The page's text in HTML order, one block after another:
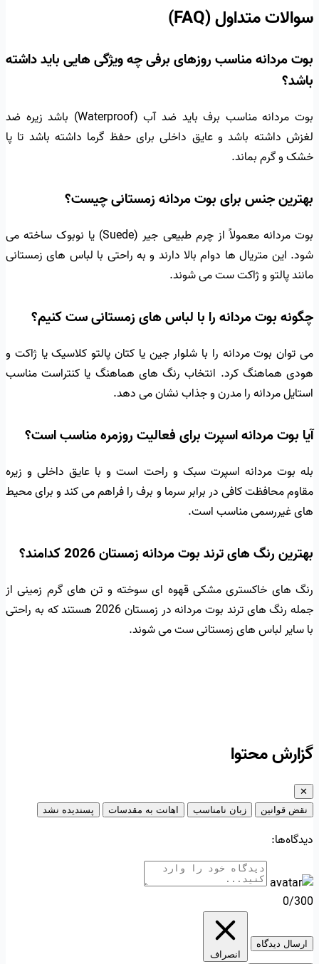
سوالات متداول (FAQ)
بوت مردانه مناسب روزهای برفی چه ویژگی هایی باید داشته
باشد؟
بوت مردانه مناسب برف باید ضد آب (Waterproof) باشد زیره ضد
لغزش داشته باشد و عایق داخلی برای حفظ گرما داشته باشد تا پا
خشک و گرم بماند.
بهترین جنس برای بوت مردانه زمستانی چیست؟
بوت مردانه معمولاً از چرم طبیعی جیر (Suede) یا نوبوک ساخته می
شود. این متریال ها دوام بالا دارند و به راحتی با لباس های زمستانی
مانند پالتو و ژاکت ست می شوند.
چگونه بوت مردانه را با لباس های زمستانی ست کنیم؟
می توان بوت مردانه را با شلوار جین یا کتان پالتو کلاسیک یا ژاکت و
هودی هماهنگ کرد. انتخاب رنگ های هماهنگ یا کنتراست مناسب
استایل مردانه را مدرن و جذاب نشان می دهد.
آیا بوت مردانه اسپرت برای فعالیت روزمره مناسب است؟
بله بوت مردانه اسپرت سبک و راحت است و با عایق داخلی و زیره
مقاوم محافظت کافی در برابر سرما و برف را فراهم می کند و برای محیط
های غیررسمی مناسب است.
بهترین رنگ های ترند بوت مردانه زمستان 2026 کدامند؟
رنگ های خاکستری مشکی قهوه ای سوخته و تن های گرم زمینی از
جمله رنگ های ترند بوت مردانه در زمستان 2026 هستند که به راحتی
با سایر لباس های زمستانی ست می شوند.
گزارش محتوا
✕
نقض قوانین
زبان نامناسب اهانت به مقدسات پسندیده نشد
دیدگاه‌ها:
0/300
ارسال دیدگاه
انصراف